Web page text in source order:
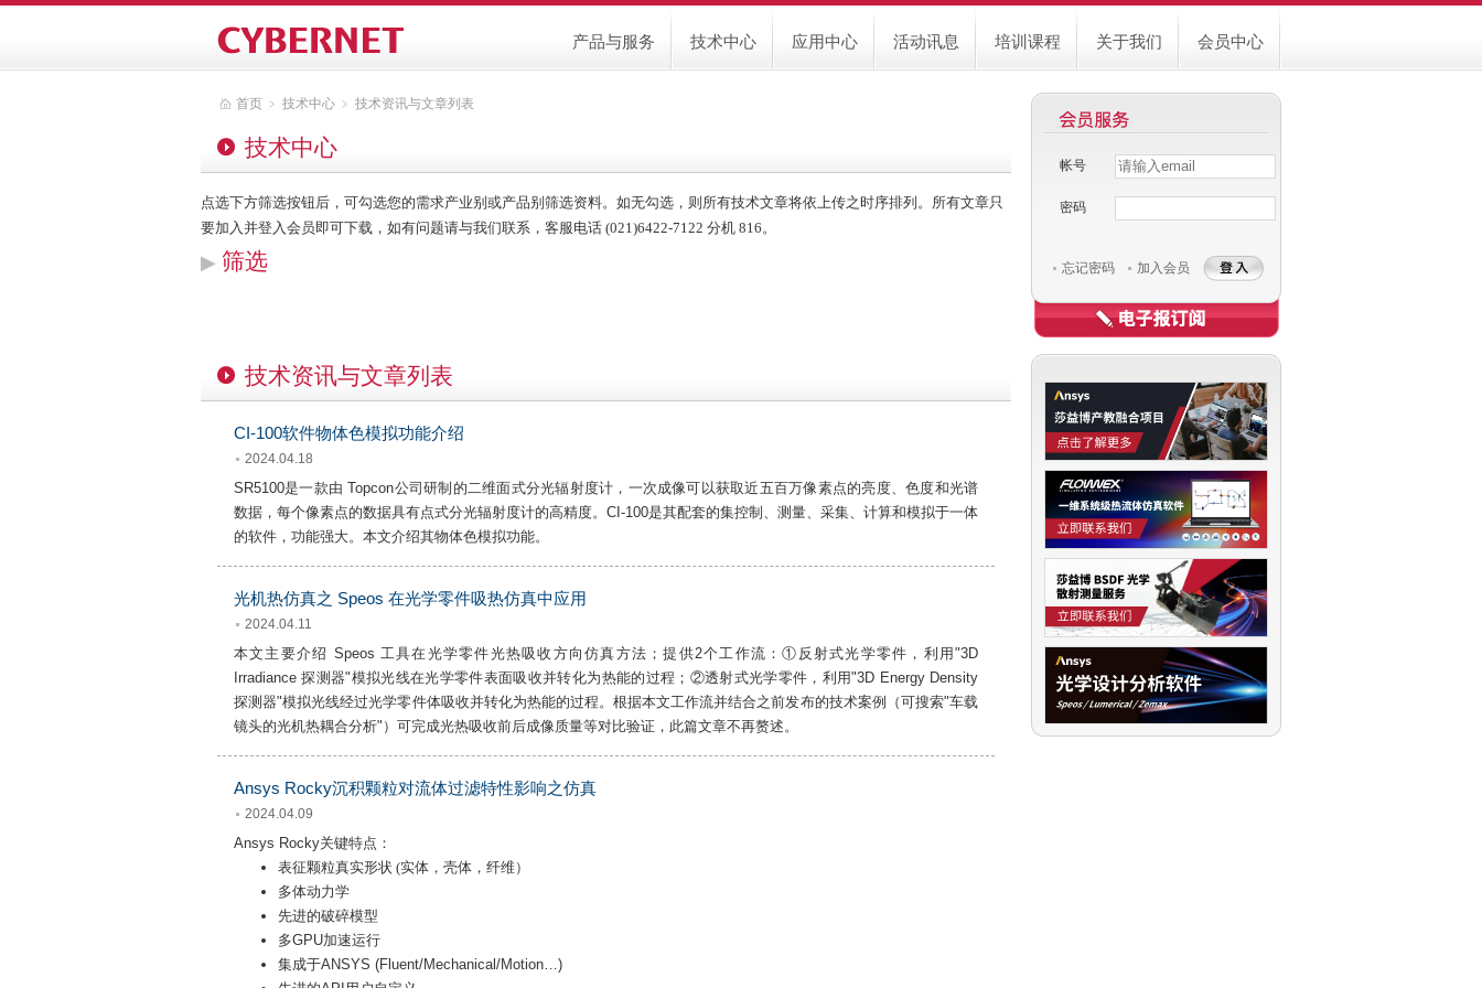
会员中心
关于我们
培训课程
活动讯息
应用中心
技术中心
产品与服务
帐号 Username
密码
忘记密码 加入会员
首页 ﹥ 技术中心 ﹥ 技术资讯与文章列表
技术中心
点选下方筛选按钮后，可勾选您的需求产业别或产品别筛选资料。如无勾选，则所有技术文章将依上传之时序排列。所有文章只
要加入并登入会员即可下载，如有问题请与我们联系，客服电话 (021)6422-7122 分机 816。
▶ 筛选
技术资讯与文章列表
CI-100软件物体色模拟功能介绍
2024.04.18
SR5100是一款由 Topcon公司研制的二维面式分光辐射度计，一次成像可以获取近五百万像素点的亮度、色度和光谱
数据，每个像素点的数据具有点式分光辐射度计的高精度。CI-100是其配套的集控制、测量、采集、计算和模拟于一体
的软件，功能强大。本文介绍其物体色模拟功能。
光机热仿真之 Speos 在光学零件吸热仿真中应用
2024.04.11
本文主要介绍 Speos 工具在光学零件光热吸收方向仿真方法；提供2个工作流：①反射式光学零件，利用"3D
Irradiance 探测器"模拟光线在光学零件表面吸收并转化为热能的过程；②透射式光学零件，利用"3D Energy Density
探测器"模拟光线经过光学零件体吸收并转化为热能的过程。根据本文工作流并结合之前发布的技术案例（可搜索"车载
镜头的光机热耦合分析"）可完成光热吸收前后成像质量等对比验证，此篇文章不再赘述。
Ansys Rocky沉积颗粒对流体过滤特性影响之仿真
2024.04.09
Ansys Rocky关键特点：
表征颗粒真实形状 (实体，壳体，纤维）
多体动力学
先进的破碎模型
多GPU加速运行
集成于ANSYS (Fluent/Mechanical/Motion…)